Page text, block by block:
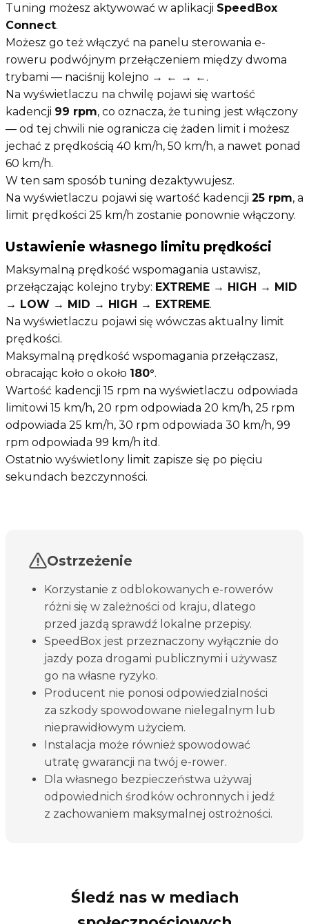
Tuning możesz aktywować w aplikacji SpeedBox
Connect.
Możesz go też włączyć na panelu sterowania e-
roweru podwójnym przełączeniem między dwoma
trybami — naciśnij kolejno → ← → ← .
Na wyświetlaczu na chwilę pojawi się wartość
kadencji 99 rpm, co oznacza, że tuning jest włączony
— od tej chwili nie ogranicza cię żaden limit i możesz
jechać z prędkością 40 km/h, 50 km/h, a nawet ponad
60 km/h.
W ten sam sposób tuning dezaktywujesz.
Na wyświetlaczu pojawi się wartość kadencji 25 rpm, a
limit prędkości 25 km/h zostanie ponownie włączony.
Ustawienie własnego limitu prędkości
Maksymalną prędkość wspomagania ustawisz,
przełączając kolejno tryby: EXTREME → HIGH → MID
→ LOW → MID → HIGH → EXTREME.
Na wyświetlaczu pojawi się wówczas aktualny limit
prędkości.
Maksymalną prędkość wspomagania przełączasz,
obracając koło o około 180°.
Wartość kadencji 15 rpm na wyświetlaczu odpowiada
limitowi 15 km/h, 20 rpm odpowiada 20 km/h, 25 rpm
odpowiada 25 km/h, 30 rpm odpowiada 30 km/h, 99
rpm odpowiada 99 km/h itd.
Ostatnio wyświetlony limit zapisze się po pięciu
sekundach bezczynności.
Ostrzeżenie
Korzystanie z odblokowanych e-rowerów
różni się w zależności od kraju, dlatego
przed jazdą sprawdź lokalne przepisy.
SpeedBox jest przeznaczony wyłącznie do
jazdy poza drogami publicznymi i używasz
go na własne ryzyko.
Producent nie ponosi odpowiedzialności
za szkody spowodowane nielegalnym lub
nieprawidłowym użyciem.
Instalacja może również spowodować
utratę gwarancji na twój e-rower.
Dla własnego bezpieczeństwa używaj
odpowiednich środków ochronnych i jedź
z zachowaniem maksymalnej ostrożności.
Śledź nas w mediach